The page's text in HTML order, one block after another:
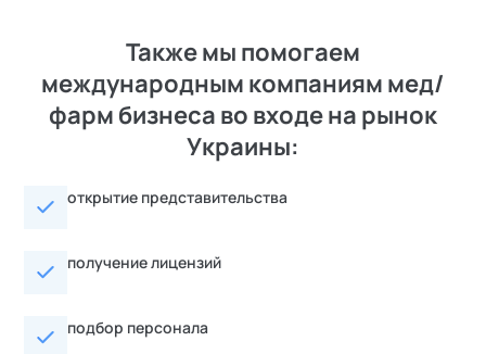
Также мы помогаем
международным компаниям мед/
фарм бизнеса во входе на рынок
Украины:
открытие представительства
получение лицензий
подбор персонала